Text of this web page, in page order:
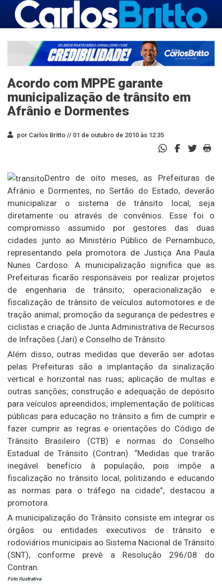
Acordo com MPPE garante
municipalização de trânsito em
Afrânio e Dormentes
por Carlos Britto // 01 de outubro de 2010 às 12:35
Dentro de oito meses, as Prefeituras de
Afrânio e Dormentes, no Sertão do Estado, deverão
municipalizar o sistema de trânsito local, seja
diretamente ou através de convênios. Esse foi o
compromisso assumido por gestores das duas
cidades junto ao Ministério Público de Pernambuco,
representando pela promotora de Justiça Ana Paula
Nunes Cardoso. A municipalização significa que as
Prefeituras ficarão responsáveis por realizar projetos
de engenharia de trânsito; operacionalização e
fiscalização de trânsito de veículos automotores e de
tração animal; promoção da segurança de pedestres e
ciclistas e criação de Junta Administrativa de Recursos
de Infrações (Jari) e Conselho de Trânsito.
Além disso, outras medidas que deverão ser adotas
pelas Prefeituras são a implantação da sinalização
vertical e horizontal nas ruas; aplicação de multas e
outras sanções; construção e adequação de depósito
para veículos apreendidos; implementação de políticas
públicas para educação no trânsito a fim de cumprir e
fazer cumprir as regras e orientações do Código de
Trânsito Brasileiro (CTB) e normas do Conselho
Estadual de Trânsito (Contran). “Medidas que trarão
inegável benefício à população, pois impõe a
fiscalização no trânsito local, politizando e educando
as normas para o tráfego na cidade”, destacou a
promotora.
A municipalização do Trânsito consiste em integrar os
órgãos ou entidades executivos de trânsito e
rodoviários municipais ao Sistema Nacional de Trânsito
(SNT), conforme prevê a Resolução 296/08 do
Contran.
Foto Ilustrativa